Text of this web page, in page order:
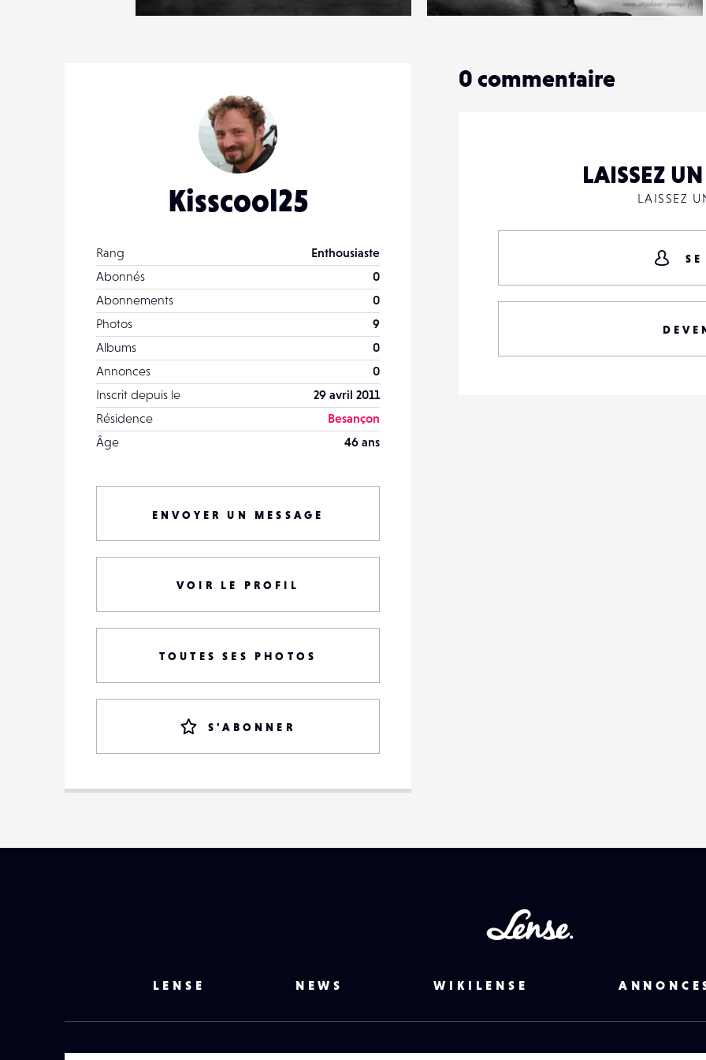
17
0
16
Kisscool25
Rang
Enthousiaste
Abonnés
0
Abonnements
0
Photos
9
Albums
0
Annonces
0
Inscrit depuis le
29 avril 2011
Résidence
Besançon
Âge
46 ans
ENVOYER UN MESSAGE
VOIR LE PROFIL
TOUTES SES PHOTOS
S'ABONNER
0 commentaire
LAISSEZ
LAISSEZ
LENSE NEWS WIKILENSE